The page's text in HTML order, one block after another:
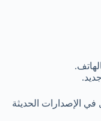
في الإصدارات الحديثة